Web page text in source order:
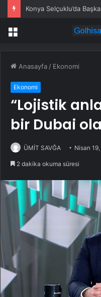
Konya Selçuklu’da
Menü
Anasayfa / Ekonomi
Ekonomi
“Lojistik
bir Dubai
ÜMİT SAVĞA Nisan
2 dakika okuma süresi